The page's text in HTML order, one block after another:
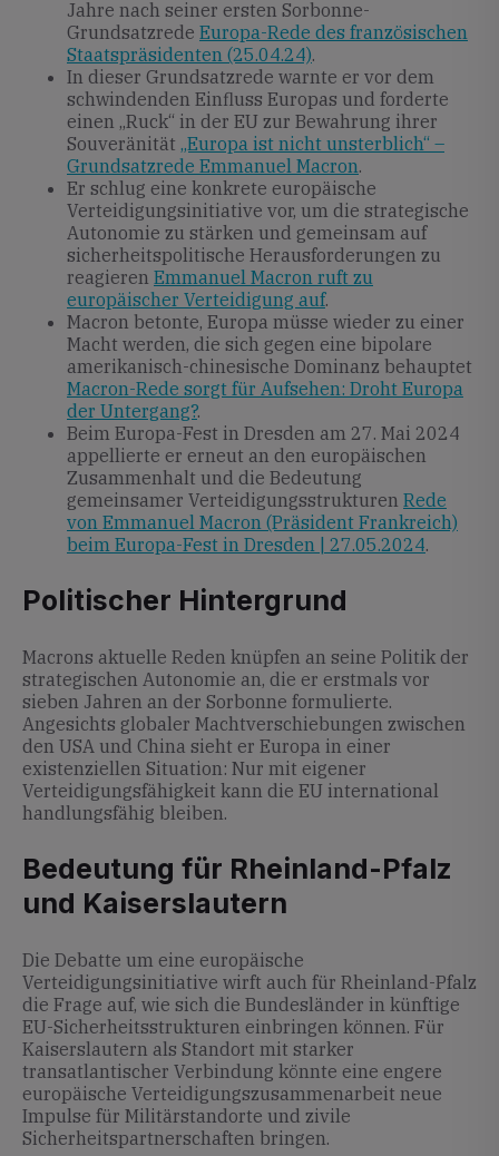
Jahre nach seiner ersten Sorbonne-
Grundsatzrede Europa-Rede des französischen
Staatspräsidenten (25.04.24).
In dieser Grundsatzrede warnte er vor dem
schwindenden Einfluss Europas und forderte
einen „Ruck“ in der EU zur Bewahrung ihrer
Souveränität „Europa ist nicht unsterblich“ –
Grundsatzrede Emmanuel Macron.
Er schlug eine konkrete europäische
Verteidigungsinitiative vor, um die strategische
Autonomie zu stärken und gemeinsam auf
sicherheitspolitische Herausforderungen zu
reagieren Emmanuel Macron ruft zu
europäischer Verteidigung auf.
Macron betonte, Europa müsse wieder zu einer
Macht werden, die sich gegen eine bipolare
amerikanisch-chinesische Dominanz behauptet
Macron-Rede sorgt für Aufsehen: Droht Europa
der Untergang?.
Beim Europa-Fest in Dresden am 27. Mai 2024
appellierte er erneut an den europäischen
Zusammenhalt und die Bedeutung
gemeinsamer Verteidigungsstrukturen Rede
von Emmanuel Macron (Präsident Frankreich)
beim Europa-Fest in Dresden | 27.05.2024.
Politischer Hintergrund
Macrons aktuelle Reden knüpfen an seine Politik der
strategischen Autonomie an, die er erstmals vor
sieben Jahren an der Sorbonne formulierte.
Angesichts globaler Machtverschiebungen zwischen
den USA und China sieht er Europa in einer
existenziellen Situation: Nur mit eigener
Verteidigungsfähigkeit kann die EU international
handlungsfähig bleiben.
Bedeutung für Rheinland-Pfalz
und Kaiserslautern
Die Debatte um eine europäische
Verteidigungsinitiative wirft auch für Rheinland-Pfalz
die Frage auf, wie sich die Bundesländer in künftige
EU-Sicherheitsstrukturen einbringen können. Für
Kaiserslautern als Standort mit starker
transatlantischer Verbindung könnte eine engere
europäische Verteidigungszusammenarbeit neue
Impulse für Militärstandorte und zivile
Sicherheitspartnerschaften bringen.